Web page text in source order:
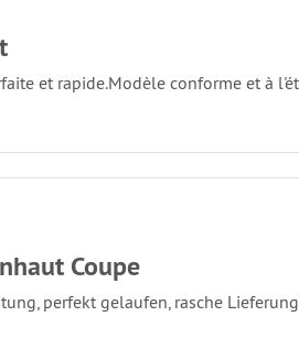
et rapide.Modèle conforme et à
Coupe
perfekt gelaufen, rasche